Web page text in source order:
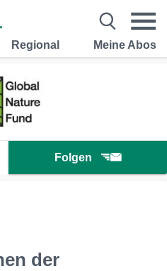
Regional Meine Abos
Folgen
der